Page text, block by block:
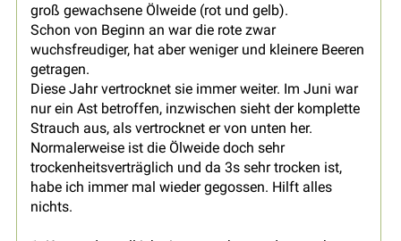
groß gewachsene Ölweide (rot und gelb).
Schon von Beginn an war die rote zwar
wuchsfreudiger, hat aber weniger und kleinere Beeren
getragen.
Diese Jahr vertrocknet sie immer weiter. Im Juni war
nur ein Ast betroffen, inzwischen sieht der komplette
Strauch aus, als vertrocknet er von unten her.
Normalerweise ist die Ölweide doch sehr
trockenheitsverträglich und da 3s sehr trocken ist,
habe ich immer mal wieder gegossen. Hilft alles
nichts.